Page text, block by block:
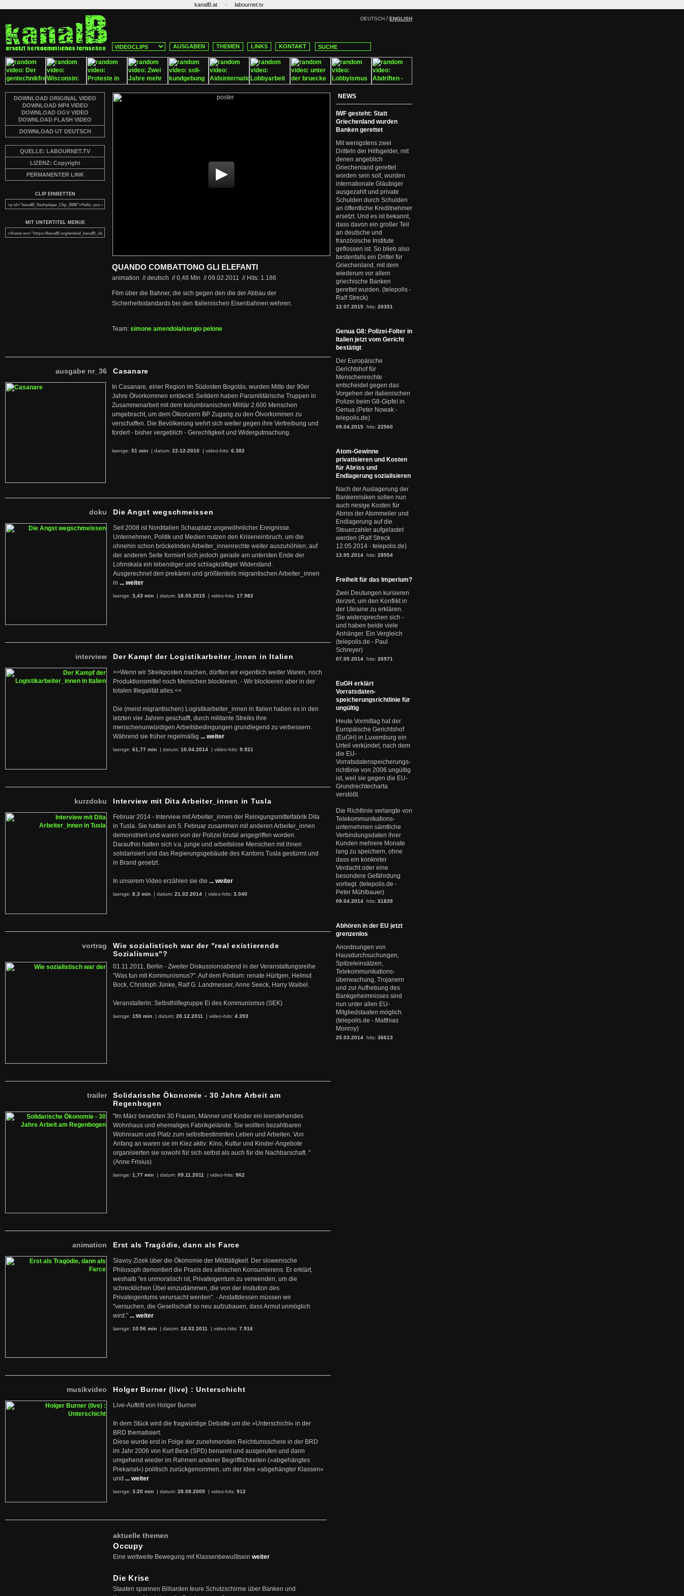
kanalB.at · labournet.tv
DEUTSCH /ENGLISH
AUSGABEN THEMEN LINKS KONTAKT
DOWNLOAD ORIGINAL VIDEO
DOWNLOAD MP4 VIDEO
DOWNLOAD OGV VIDEO
DOWNLOAD FLASH VIDEO
DOWNLOAD UT DEUTSCH
QUELLE: LABOURNET.TV
LIZENZ: Copyright
PERMANENTER LINK
CLIP EINBETTEN
MIT UNTERTITEL MENUE
QUANDO COMBATTONO GLI ELEFANTI
animation // deutsch //0,48 Min //09.02.2011 // Hits: 1.186
Film über die Bahner, die sich gegen den die der Abbau der
Sicherheitsstandards bei den Italienischen Eisenbahnen wehren.
Team: simone amendola/sergio pelone
ausgabe nr_36 Casanare
In Casanare, einer Region im Südosten Bogotás, wurden Mitte der 90er
Jahre Ölvorkommen entdeckt. Seitdem haben Paramilitärische Truppen in
Zusammenarbeit mit dem kolumbianischen Militär 2.600 Menschen
umgebracht, um dem Ölkonzern BP Zugang zu den Ölvorkommen zu
verschaffen. Die Bevölkerung wehrt sich weiter gegen ihre Vertreibung und
fordert - bisher vergeblich - Gerechtigkeit und Widergutmachung.
laenge: 51 min | datum: 22-12-2010 | video-hits: 6.382
doku Die Angst wegschmeissen
Seit 2008 ist Norditalien Schauplatz ungewöhnlicher Ereignisse.
Unternehmen, Politik und Medien nutzen den Kriseneinbruch, um die
ohnehin schon bröckelnden Arbeiter_innenrechte weiter auszuhöhlen; auf
der anderen Seite formiert sich jedoch gerade am untersten Ende der
Lohnskala ein lebendiger und schlagkräftiger Widerstand.
Ausgerechnet den prekären und größtenteils migrantischen Arbeiter_innen
in ... weiter
laenge: 3,43 min | datum: 18.05.2015 | video-hits: 17.982
interview Der Kampf der Logistikarbeiter_innen in Italien
>>Wenn wir Streikposten machen, dürften wir eigentlich weder Waren, noch
Produktionsmittel noch Menschen blockieren. - Wir blockieren aber in der
totalen Illegalität alles.<<
Die (meist migrantischen) Logistikarbeiter_innen in Italien haben es in den
letzten vier Jahren geschafft, durch militante Streiks ihre
menschenunwürdigen Arbeitsbedingungen grundlegend zu verbessern.
Während sie früher regelmäßig ... weiter
laenge: 61,77 min | datum: 10.04.2014 | video-hits: 9.921
kurzdoku Interview mit Dita Arbeiter_innen in Tusla
Februar 2014 - Interview mit Arbeiter_innen der Reinigungsmittelfabrik Dita
in Tusla. Sie hatten am 5. Februar zusammen mit anderen Arbeiter_innen
demonstriert und waren von der Polizei brutal angegriffen worden.
Daraufhin hatten sich v.a. junge und arbeitslose Menschen mit ihnen
solidarisiert und das Regierungsgebäude des Kantons Tusla gestürmt und
in Brand gesetzt.
In unserem Video erzählen sie die ... weiter
laenge: 8,3 min | datum: 21.02.2014 | video-hits: 3.040
vortrag
Wie sozialistisch war der "real existierende
Sozialismus"?
01.11.2011, Berlin - Zweiter Diskussionsabend in der Veranstaltungsreihe
"Was tun mit Kommunismus?". Auf dem Podium: renate Hürtgen, Helmut
Bock, Christoph Jünke, Ralf G. Landmesser, Anne Seeck, Harry Waibel.
Veranstalterin: Selbsthilfegruppe Ei des Kommunismus (SEK)
laenge: 150 min | datum: 20.12.2011 | video-hits: 4.393
trailer
Solidarische Ökonomie - 30 Jahre Arbeit am
Regenbogen
"Im März besetzten 30 Frauen, Männer und Kinder ein leerstehendes
Wohnhaus und ehemaliges Fabrikgelände. Sie wollten bezahlbaren
Wohnraum und Platz zum selbstbestimmten Leben und Arbeiten. Von
Anfang an waren sie im Kiez aktiv: Kino, Kultur und Kinder-Angebote
organisierten sie sowohl für sich selbst als auch für die Nachbarschaft. "
(Anne Frisius)
laenge: 1,77 min | datum: 09.11.2011 | video-hits: 962
animation Erst als Tragödie, dann als Farce
Slavoy Zizek über die Ökonomie der Mildtätigkeit. Der slowenische
Philosoph demontiert die Praxis des ethischen Konsumierens. Er erklärt,
weshalb "es unmoralisch ist, Privateigentum zu verwenden, um die
schrecklichen Übel einzudämmen, die von der Insitution des
Privateigentums verursacht werden". - Anstattdessen müssen wir
"versuchen, die Gesellschaft so neu aufzubauen, dass Armut unmöglich
wird." ... weiter
laenge: 10:56 min | datum: 24.02.2011 | video-hits: 7.916
musikvideo Holger Burner (live) : Unterschicht
Live-Auftritt von Holger Burner
In dem Stück wird die fragwürdige Debatte um die »Unterschicht« in der
BRD thematisiert.
Diese wurde erst in Folge der zunehmenden Reichtumsschere in der BRD
im Jahr 2006 von Kurt Beck (SPD) benannt und ausgerufen und dann
umgehend wieder im Rahmen anderer Begrifflichkeiten (»abgehängtes
Prekariat«) politisch zurückgenommen, um der Idee »abgehängter Klassen«
und ... weiter
laenge: 3:20 min | datum: 28.08.2009 | video-hits: 912
aktuelle themen
Occupy
Eine weltweite Bewegung mit Klassenbewußtsein weiter
Die Krise
Staaten spannen Billiarden teure Schutzschirme über Banken und
NEWS
IWF gesteht: Statt
Griechenland wurden
Banken gerettet
Mit wenigstens zwei
Dritteln der Hilfsgelder, mit
denen angeblich
Griechenland gerettet
worden sein soll, wurden
internationale Gläubiger
ausgezahlt und private
Schulden durch Schulden
an öffentliche Kreditnehmer
ersetzt. Und es ist bekannt,
dass davon ein großer Teil
an deutsche und
französische Institute
geflossen ist. So blieb also
bestenfalls ein Drittel für
Griechenland, mit dem
wiederum vor allem
griechische Banken
gerettet wurden. (telepolis -
Ralf Streck)
12.07.2015 hits: 20351
Genua G8: Polizei-Folter in
Italien jetzt vom Gericht
bestätigt
Der Europäische
Gerichtshof für
Menschenrechte
entscheidet gegen das
Vorgehen der italienischen
Polizei beim G8-Gipfel in
Genua (Peter Nowak -
telepolis.de)
09.04.2015 hits: 22560
Atom-Gewinne
privatisieren und Kosten
für Abriss und
Endlagerung sozialisieren
Nach der Auslagerung der
Bankenrisiken sollen nun
auch riesige Kosten für
Abriss der Atommeiler und
Endlagerung auf die
Steuerzahler aufgelastet
werden (Ralf Streck
12.05.2014 - telepolis.de)
13.05.2014 hits: 28554
Freiheit für das Imperium?
Zwei Deutungen kursieren
derzeit, um den Konflikt in
der Ukraine zu erklären.
Sie widersprechen sich -
und haben beide viele
Anhänger. Ein Vergleich
(telepolis.de - Paul
Schreyer)
07.05.2014 hits: 26971
EuGH erklärt
Vorratsdaten-
speicherungsrichtlinie für
ungültig
Heute Vormittag hat der
Europäische Gerichtshof
(EuGH) in Luxemburg ein
Urteil verkündet, nach dem
die EU-
Vorratsdatenspeicherungs-
richtlinie von 2006 ungültig
ist, weil sie gegen die EU-
Grundrechtecharta
verstößt.
Die Richtlinie verlangte von
Telekommunikations-
unternehmen sämtliche
Verbindungsdaten ihrer
Kunden mehrere Monate
lang zu speichern, ohne
dass ein konkreter
Verdacht oder eine
besondere Gefährdung
vorliegt. (telepolis.de -
Peter Mühlbauer)
09.04.2014 hits: 31839
Abhören in der EU jetzt
grenzenlos
Anordnungen von
Hausdurchsuchungen,
Spitzeleinsätzen,
Telekommunikations-
überwachung, Trojanern
und zur Aufhebung des
Bankgeheimnisses sind
nun unter allen EU-
Mitgliedstaaten möglich.
(telepolis.de - Matthias
Monroy)
25.03.2014 hits: 36613